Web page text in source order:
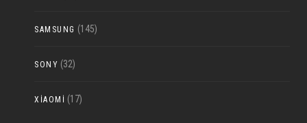
SAMSUNG (145)
SONY (32)
XIAOMI (17)